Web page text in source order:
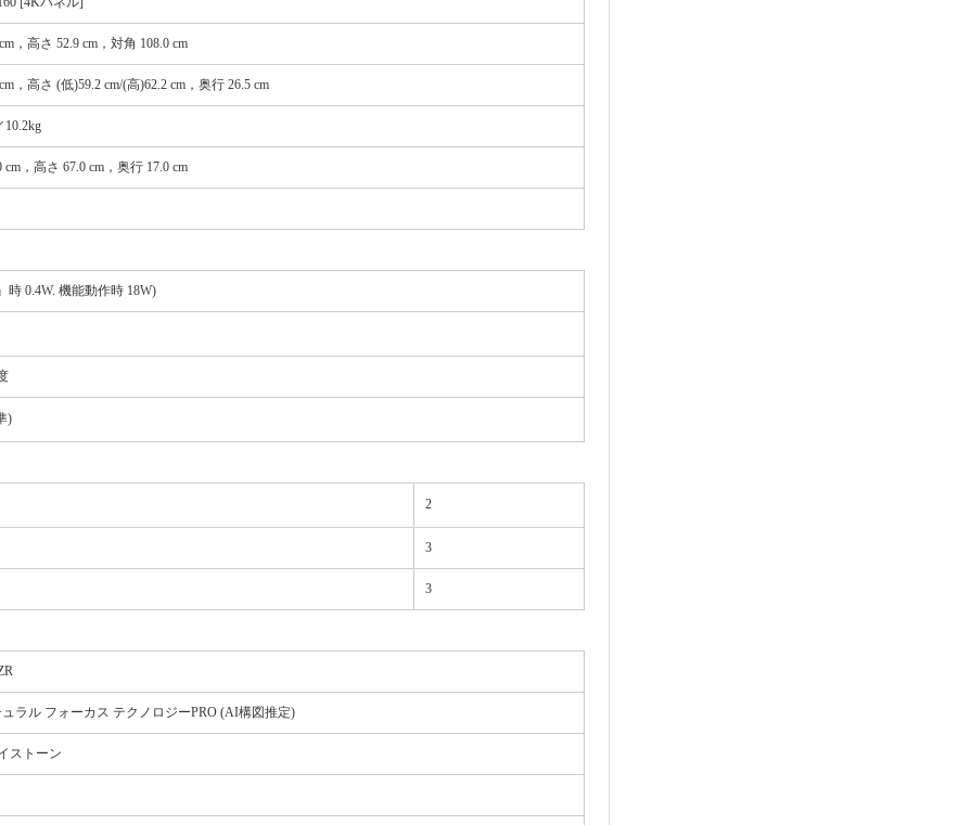
，高さ 52.9 cm，対角 108.0 cm
，高さ (低)59.2 cm/(高)62.2 cm，奥行 26.5 cm
10.2kg
cm，高さ 67.0 cm，奥行 17.0 cm
時 0.4W. 機能動作時 18W)
)
2
3
3
ラル フォーカス テクノロジーPRO (AI構図推定)
ストーン